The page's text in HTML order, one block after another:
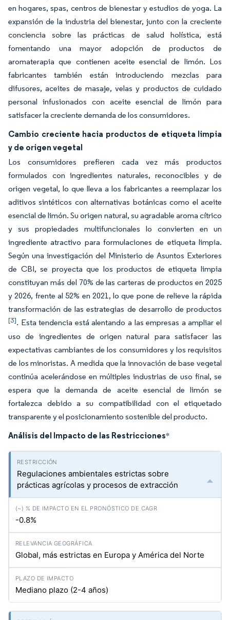
en hogares, spas, centros de bienestar y estudios de yoga. La
expansión de la industria del bienestar, junto con la creciente
conciencia sobre las prácticas de salud holística, está
fomentando una mayor adopción de productos de
aromaterapia que contienen aceite esencial de limón. Los
fabricantes también están introduciendo mezclas para
difusores, aceites de masaje, velas y productos de cuidado
personal infusionados con aceite esencial de limón para
satisfacer la creciente demanda de los consumidores.
Cambio creciente hacia productos de etiqueta limpia
y de origen vegetal
Los consumidores prefieren cada vez más productos
formulados con ingredientes naturales, reconocibles y de
origen vegetal, lo que lleva a los fabricantes a reemplazar los
aditivos sintéticos con alternativas botánicas como el aceite
esencial de limón. Su origen natural, su agradable aroma cítrico
y sus propiedades multifuncionales lo convierten en un
ingrediente atractivo para formulaciones de etiqueta limpia.
Según una investigación del Ministerio de Asuntos Exteriores
de CBI, se proyecta que los productos de etiqueta limpia
constituyan más del 70% de las carteras de productos en 2025
y 2026, frente al 52% en 2021, lo que pone de relieve la rápida
transformación de las estrategias de desarrollo de productos
[3]. Esta tendencia está alentando a las empresas a ampliar el
uso de ingredientes de origen natural para satisfacer las
expectativas cambiantes de los consumidores y los requisitos
de los minoristas. A medida que la innovación de base vegetal
continúa acelerándose en múltiples industrias de uso final, se
espera que la demanda de aceite esencial de limón se
fortalezca debido a su compatibilidad con el etiquetado
transparente y el posicionamiento sostenible del producto.
Análisis del Impacto de las Restricciones*
Regulaciones ambientales estrictas sobre
prácticas agrícolas y procesos de extracción
-0.8%
Global, más estrictas en Europa y América del Norte
Mediano plazo (2-4 años)